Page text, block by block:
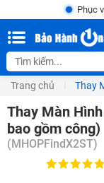
Phục
Trang chủ Thay
Thay Màn
bao gồm công)
(MHOPFindX2ST)